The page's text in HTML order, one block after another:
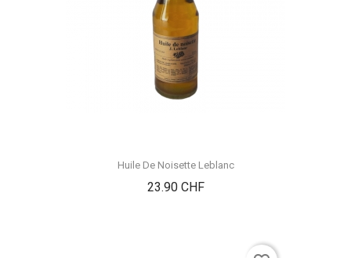
Huile De Noisette Leblanc
23.90 CHFPrix